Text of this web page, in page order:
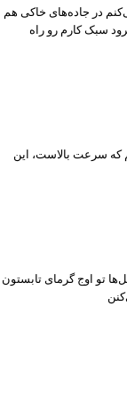
در جاده‌های خاکی هم
سبک کارم رو راه
که سرعت بالاست، این
تو اوج گرمای تابستون